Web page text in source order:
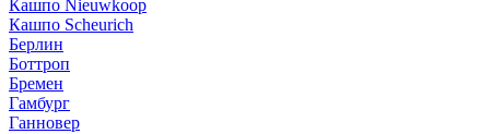
Кашпо Nieuwkoop
Кашпо Scheurich
Берлин
Боттроп
Бремен
Гамбург
Ганновер